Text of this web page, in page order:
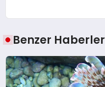
Benzer Haberler